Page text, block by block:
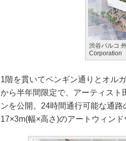
渋谷パルコ
Corporation
1階を貫いてペンギン通りとオル
から半年間限定で、アーティスト
ンを公開。24時間通行可能な通
17×3m(幅×高さ)のアートウィン